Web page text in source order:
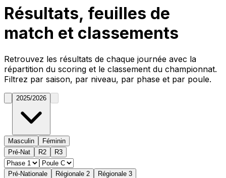
Résultats, feuilles de
match et classements
Retrouvez les résultats de chaque journée avec la
répartition du scoring et le classement du championnat.
Filtrez par saison, par niveau, par phase et par poule.
2025/2026
Masculin
Féminin
Pré-Nat
R2 R3
Pré-Nationale Régionale 2 Régionale 3